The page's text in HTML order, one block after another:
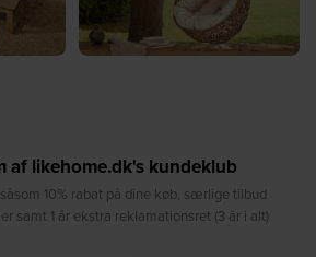
af likehome.dk's kundeklub
10% rabat på dine køb, særlige tilbud
samt 1 år ekstra reklamationsret (3 år i alt)